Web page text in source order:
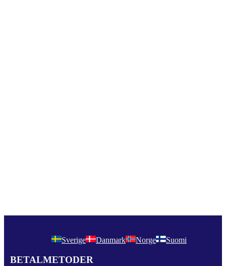
Sverige Danmark Norge Suomi
BETALMETODER